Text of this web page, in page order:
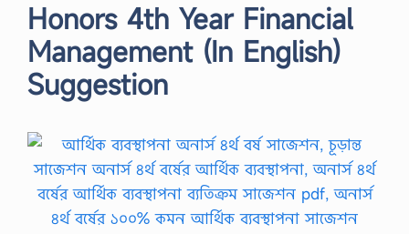
Honors 4th Year Financial
Management (In English)
Suggestion